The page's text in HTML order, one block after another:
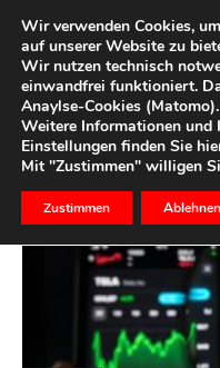
Start Schlagworte Musk
Schlagwort:
Wir verwenden Cookies,
auf unserer Website zu
Wir nutzen technisch
einwandfrei funktioniert.
Anaylse-Cookies (Matomo).
Weitere Informationen und
Einstellungen finden Sie
Mit "Zustimmen" willigen
Zustimmen Ablehnen